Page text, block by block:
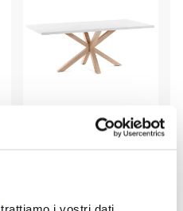
trattiamo i vostri dati